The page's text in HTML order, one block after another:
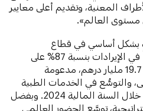
المعنية، وتقديم أعلى معايير
مستوى العالم».
بشكل أساسي في قطاع
المستشفيات الذي شهد نمواً في الإيرادات بنسبة 87% على
أساس سنوي، حتى وصلت إلى 19.7 مليار درهم، مدعومة
والتوسُّع في الخدمات الطبية
التي تقدِّمها شبكة المجموعة خلال السنة المالية 2024. وبفضل
توسَّع الحضور العالمي